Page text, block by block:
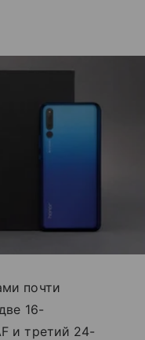
почти
16-
и третий 24-